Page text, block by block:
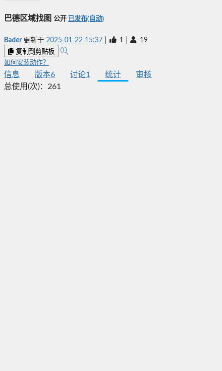
巴德区域找图 公开 已发布(自动)
Bader 更新于 2025-01-22 15:37 1 19
复制到剪贴板
如何安装动作？
信息 版本6 讨论1 统计
审核
总使用(次)： 261